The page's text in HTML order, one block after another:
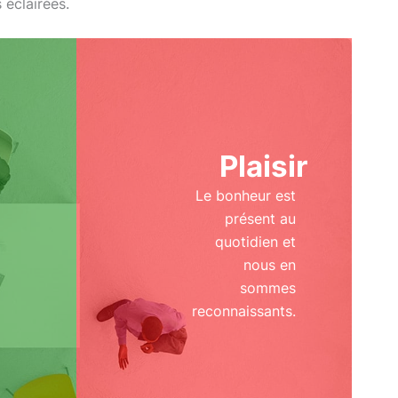
Plaisir
Le bonheur est
présent au
quotidien et
nous en
sommes
reconnaissants.